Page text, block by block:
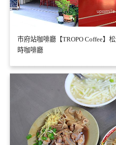
市府站咖啡廳【TROPO Coffee】
時咖啡廳